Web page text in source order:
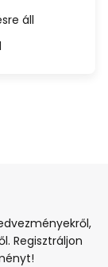
áll
Regisztráljon